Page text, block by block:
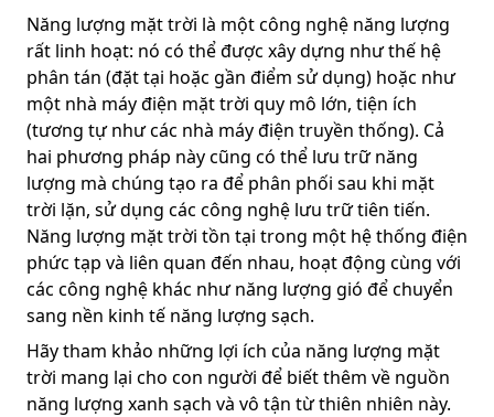
Năng lượng mặt trời là một công nghệ năng lượng
rất linh hoạt: nó có thể được xây dựng như thế hệ
phân tán (đặt tại hoặc gần điểm sử dụng) hoặc như
một nhà máy điện mặt trời quy mô lớn, tiện ích
(tương tự như các nhà máy điện truyền thống). Cả
hai phương pháp này cũng có thể lưu trữ năng
lượng mà chúng tạo ra để phân phối sau khi mặt
trời lặn, sử dụng các công nghệ lưu trữ tiên tiến.
Năng lượng mặt trời tồn tại trong một hệ thống điện
phức tạp và liên quan đến nhau, hoạt động cùng với
các công nghệ khác như năng lượng gió để chuyển
sang nền kinh tế năng lượng sạch.
Hãy tham khảo những lợi ích của năng lượng mặt
trời mang lại cho con người để biết thêm về nguồn
năng lượng xanh sạch và vô tận từ thiên nhiên này.